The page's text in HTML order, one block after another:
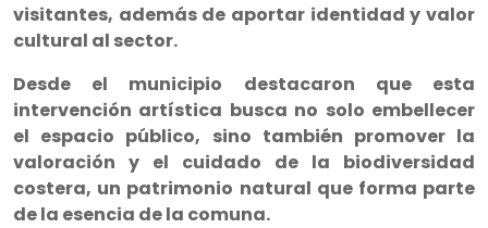
visitantes, además de aportar identidad y valor
cultural al sector.
Desde el municipio destacaron que esta
intervención artística busca no solo embellecer
el espacio público, sino también promover la
valoración y el cuidado de la biodiversidad
costera, un patrimonio natural que forma parte
de la esencia de la comuna.